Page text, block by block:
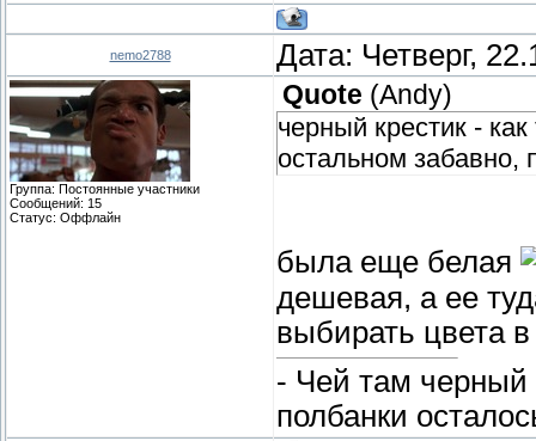
nemo2788 Дата: Четверг,
Группа: Постоянные участники
Сообщений: 15
Статус: Оффлайн
Quote (Andy)
черный крестик -
остальном забавно,
была еще белая
дешевая, а ее
выбирать цвета
- Чей там черный
полбанки